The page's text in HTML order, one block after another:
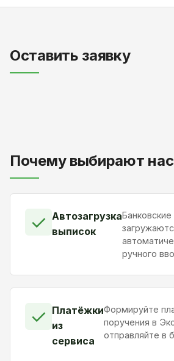
Оставить заявку
Почему выбирают нас
✓ Автозагрузка
выписок
Банковские
ручного
✓ Платёжки
из
сервиса
Формируйте
поручения в
отправляйте в